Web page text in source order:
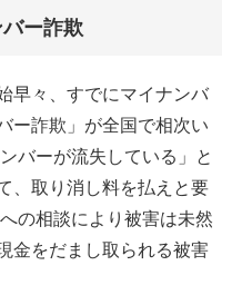
ー詐欺
早々、すでにマイナンバ
ー詐欺」が全国で相次い
バーが流失している」と
、取り消し料を払えと要
の相談により被害は未然
金をだまし取られる被害